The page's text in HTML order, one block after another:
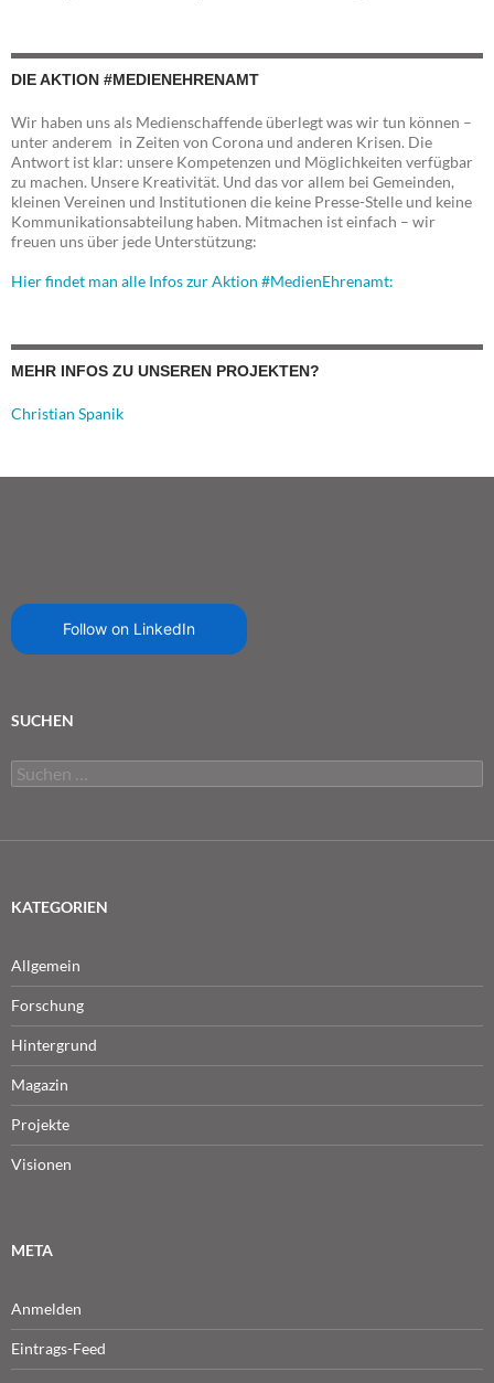
DIE AKTION #MEDIENEHRENAMT
Wir haben uns als Medienschaffende überlegt was wir tun können –
unter anderem in Zeiten von Corona und anderen Krisen. Die
Antwort ist klar: unsere Kompetenzen und Möglichkeiten verfügbar
zu machen. Unsere Kreativität. Und das vor allem bei Gemeinden,
kleinen Vereinen und Institutionen die keine Presse-Stelle und keine
Kommunikationsabteilung haben. Mitmachen ist einfach – wir
freuen uns über jede Unterstützung:
Hier findet man alle Infos zur Aktion #MedienEhrenamt:
MEHR INFOS ZU UNSEREN PROJEKTEN?
Christian Spanik
Follow on LinkedIn
SUCHEN
Suchen
nach:
KATEGORIEN
Allgemein
Forschung
Hintergrund
Magazin
Projekte
Visionen
META
Anmelden
Eintrags-Feed